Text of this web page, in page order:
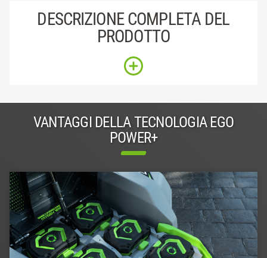
DESCRIZIONE COMPLETA DEL
PRODOTTO
VANTAGGI DELLA TECNOLOGIA EGO
POWER+